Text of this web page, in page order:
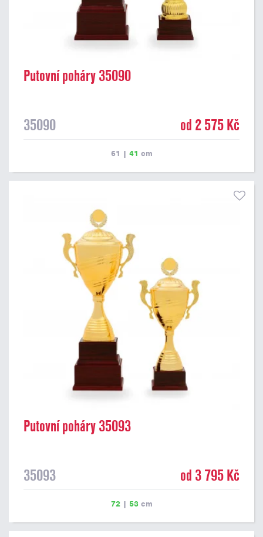
Putovní poháry 35090
35090 od 2 575 Kč
61 | 41 cm
Putovní poháry 35093
35093 od 3 795 Kč
72| 53cm